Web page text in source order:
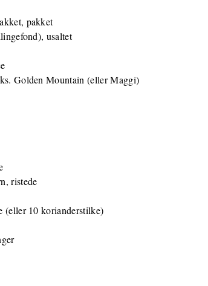
pakket
usaltet
Golden Mountain (eller Maggi)
ristede
(eller 10 korianderstilke)